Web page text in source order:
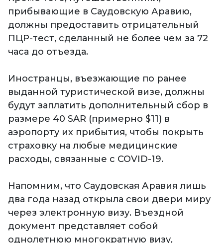
прибывающие в Саудовскую Аравию,
должны предоставить отрицательный
ПЦР-тест, сделанный не более чем за 72
часа до отъезда.
Иностранцы, въезжающие по ранее
выданной туристической визе, должны
будут заплатить дополнительный сбор в
размере 40 SAR (примерно $11) в
аэропорту их прибытия, чтобы покрыть
страховку на любые медицинские
расходы, связанные с COVID-19.
Напомним, что Саудовская Аравия лишь
два года назад открыла свои двери миру
через электронную визу. Въездной
документ представляет собой
однолетнюю многократную визу,